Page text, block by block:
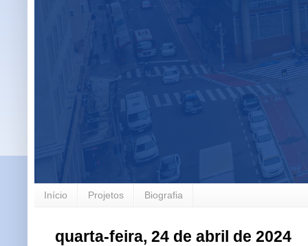
Início Projetos Biografia
quarta-feira, 24 de abril de 2024